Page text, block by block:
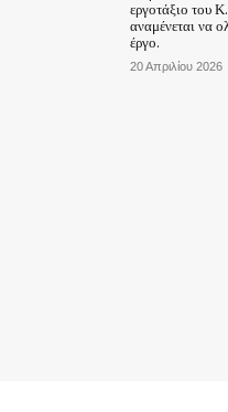
εργοτάξιο του
αναμένεται να
έργο.
20 Απριλίου 2026